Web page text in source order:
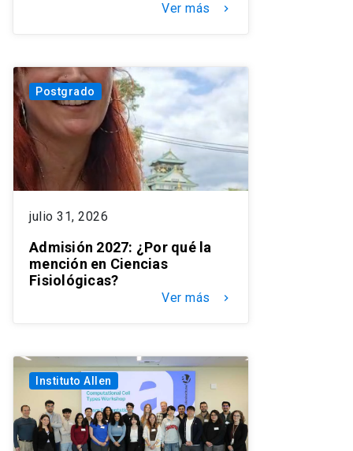
Ver más keyboard_arrow_right
Postgrado
julio 31, 2026
Admisión 2027: ¿Por qué la
mención en Ciencias
Fisiológicas?
Ver más keyboard_arrow_right
Instituto Allen